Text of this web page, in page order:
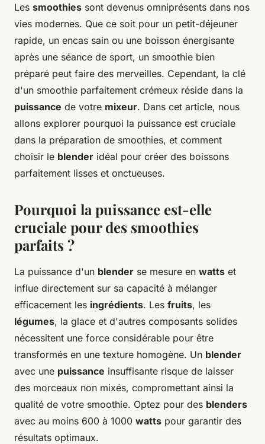
Les smoothies sont devenus omniprésents dans nos
vies modernes. Que ce soit pour un petit-déjeuner
rapide, un encas sain ou une boisson énergisante
après une séance de sport, un smoothie bien
préparé peut faire des merveilles. Cependant, la clé
d'un smoothie parfaitement crémeux réside dans la
puissance de votre mixeur. Dans cet article, nous
allons explorer pourquoi la puissance est cruciale
dans la préparation de smoothies, et comment
choisir le blender idéal pour créer des boissons
parfaitement lisses et onctueuses.
Pourquoi la puissance est-elle
cruciale pour des smoothies
parfaits ?
La puissance d'un blender se mesure en watts et
influe directement sur sa capacité à mélanger
efficacement les ingrédients. Les fruits, les
légumes, la glace et d'autres composants solides
nécessitent une force considérable pour être
transformés en une texture homogène. Un blender
avec une puissance insuffisante risque de laisser
des morceaux non mixés, compromettant ainsi la
qualité de votre smoothie. Optez pour des blenders
avec au moins 600 à 1000 watts pour garantir des
résultats optimaux.